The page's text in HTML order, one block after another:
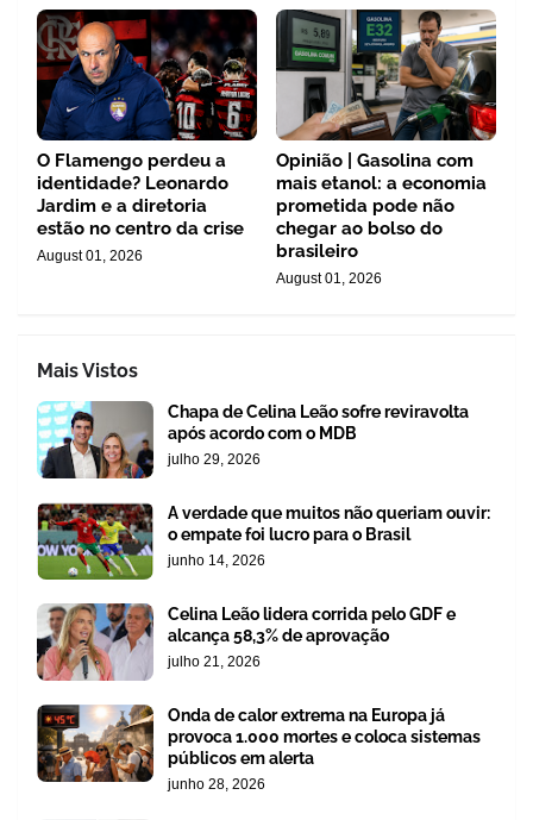
O Flamengo perdeu a
identidade? Leonardo
Jardim e a diretoria
estão no centro da crise
August 01, 2026
Opinião | Gasolina com
mais etanol: a economia
prometida pode não
chegar ao bolso do
brasileiro
August 01, 2026
Mais Vistos
Chapa de Celina Leão sofre reviravolta
após acordo com o MDB
julho 29, 2026
A verdade que muitos não queriam ouvir:
o empate foi lucro para o Brasil
junho 14, 2026
Celina Leão lidera corrida pelo GDF e
alcança 58,3% de aprovação
julho 21, 2026
Onda de calor extrema na Europa já
provoca 1.000 mortes e coloca sistemas
públicos em alerta
junho 28, 2026